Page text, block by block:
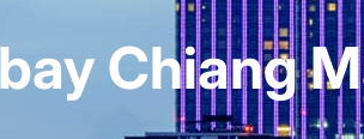
Chiang